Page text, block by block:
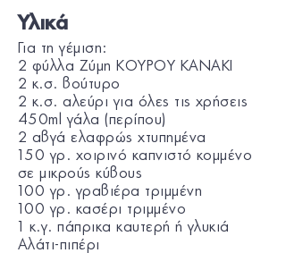
Υλικά
Για τη γέμιση:
2 φύλλα Ζύμη ΚΟΥΡΟΥ KANAKI
2 κ.σ. βούτυρο
2 κ.σ. αλεύρι για όλες τις χρήσεις
450ml γάλα (περίπου)
2 αβγά ελαφρώς χτυπημένα
150 γρ. χοιρινό καπνιστό κομμένο
σε μικρούς κύβους
100 γρ. γραβιέρα τριμμένη
100 γρ. κασέρι τριμμένο
1 κ.γ. πάπρικα καυτερή ή γλυκιά
Αλάτι-πιπέρι